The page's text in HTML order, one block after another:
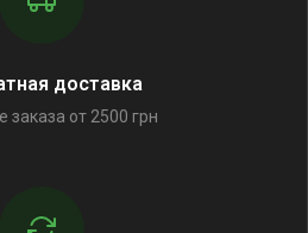
доставка
заказа от 2500 грн